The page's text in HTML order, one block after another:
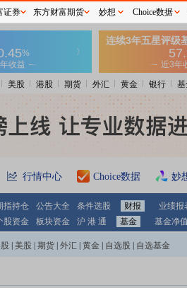
美股 港股 期货 外汇 黄金 银行
行情中心 Choice数据 妙
指持仓 公告大全 条件选股 财报 业绩报
股资金 板块资金 沪 港 通 基金 基金净值
美股 期货 外汇 黄金 自选股 自选基金
证券 东方财富期货 妙想 Choice数据